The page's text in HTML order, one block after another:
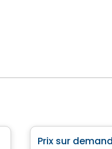
Prix sur